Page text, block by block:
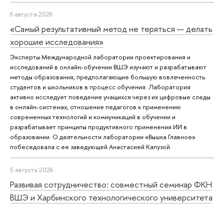
6 августа 2026
«Самый результативный метод не теряться — делать
хорошие исследования»
Эксперты Международной лаборатории проектирования и
исследований в онлайн-обучении ВШЭ изучают и разрабатывают
методы образования, предполагающие большую вовлеченность
студентов и школьников в процесс обучения. Лаборатория
активно исследует поведение учащихся через их цифровые следы
в онлайн-системах, отношение педагогов к применению
современных технологий и коммуникаций в обучении и
разрабатывает принципы продуктивного применения ИИ в
образовании. О деятельности лаборатории «Вышка.Главное»
побеседовала с ее заведующей Анастасией Капузой.
5 августа 2026
Развивая сотрудничество: совместный семинар ФКН
ВШЭ и Харбинского технологического университета